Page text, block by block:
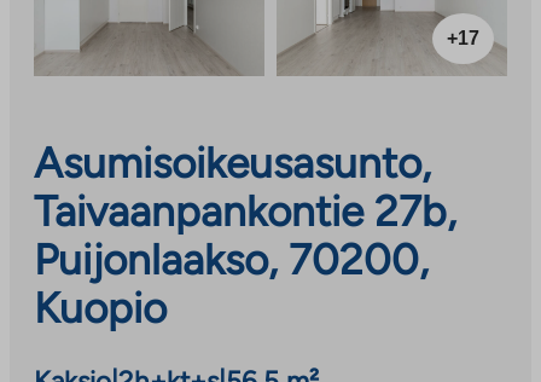
+17
Asumisoikeusasunto,
Taivaanpankontie 27b,
Puijonlaakso, 70200,
Kuopio